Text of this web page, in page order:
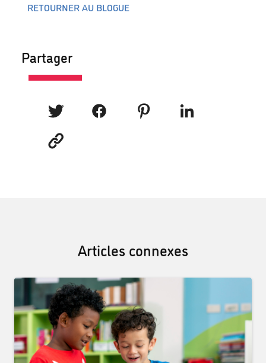
RETOURNER AU BLOGUE
Partager
Articles connexes